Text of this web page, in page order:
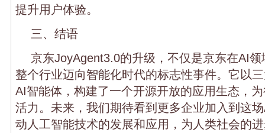
提升用户体验。
三、结语
京东JoyAgent3.0的升级，不仅是京东在AI
整个行业迈向智能化时代的标志性事件。它以
AI智能体，构建了一个开源开放的应用生态，
活力。未来，我们期待看到更多企业加入到这
动人工智能技术的发展和应用，为人类社会的